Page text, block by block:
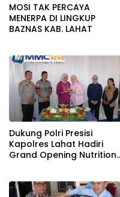
MOSI TAK PERCAYA
MENERPA DI LINGKUP
BAZNAS KAB. LAHAT
Dukung Polri Presisi
Kapolres Lahat Hadiri
Grand Opening Nutrition